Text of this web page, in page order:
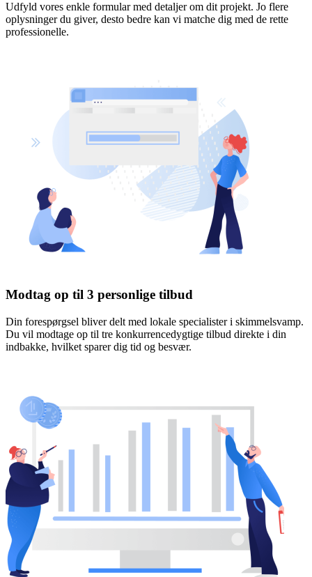
Udfyld vores enkle formular med detaljer om dit projekt. Jo flere
oplysninger du giver, desto bedre kan vi matche dig med de rette
professionelle.
Modtag op til 3 personlige tilbud
Din forespørgsel bliver delt med lokale specialister i skimmelsvamp.
Du vil modtage op til tre konkurrencedygtige tilbud direkte i din
indbakke, hvilket sparer dig tid og besvær.